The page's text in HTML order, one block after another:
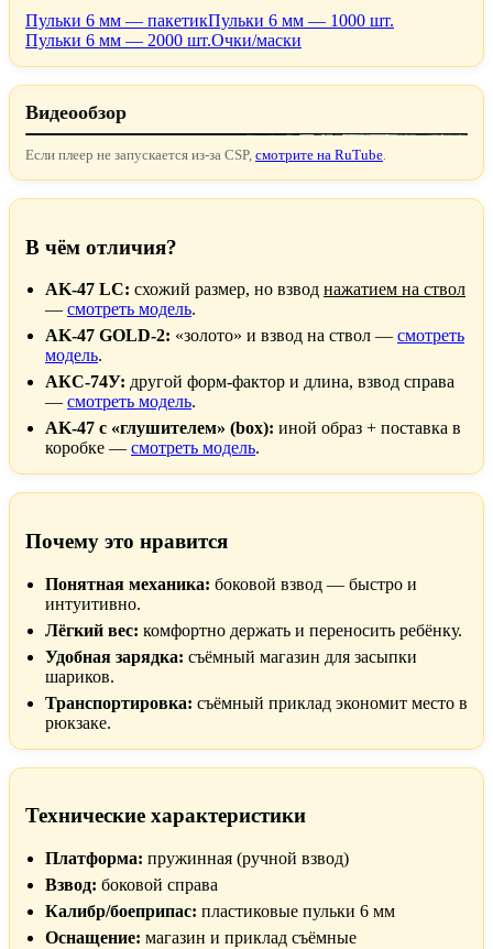
Пульки 6 мм — пакетикПульки 6 мм — 1000 шт.
Пульки 6 мм — 2000 шт.Очки/маски
Видеообзор
▶ Смотреть
Если плеер не запускается из-за CSP, смотрите на RuTube
В чём отличия?
AK-47 LC: схожий размер, но взвод нажатием на ствол
— смотреть модель.
AK-47 GOLD-2: «золото» и взвод на ствол — смотреть
модель.
АКС-74У: другой форм-фактор и длина, взвод справа
— смотреть модель.
AK-47 с «глушителем» (box): иной образ + поставка в
коробке — смотреть модель.
Почему это нравится
Понятная механика: боковой взвод — быстро и
интуитивно.
Лёгкий вес: комфортно держать и переносить ребёнку.
Удобная зарядка: съёмный магазин для засыпки
шариков.
Транспортировка: съёмный приклад экономит место в
рюкзаке.
Технические характеристики
Платформа: пружинная (ручной взвод)
Взвод: боковой справа
Калибр/боеприпас: пластиковые пульки 6 мм
Оснащение: магазин и приклад съёмные